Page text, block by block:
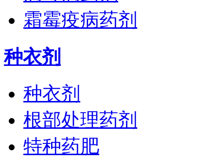
霜霉疫病药剂
种衣剂
种衣剂
根部处理药剂
特种药肥